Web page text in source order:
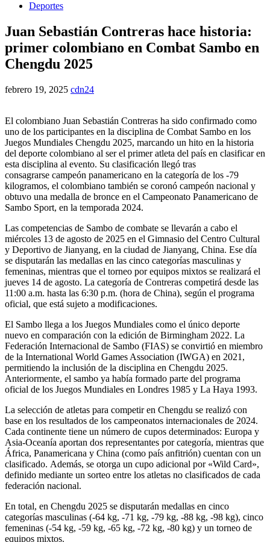
Deportes
Juan Sebastián Contreras hace historia:
primer colombiano en Combat Sambo en
Chengdu 2025
febrero 19, 2025 cdn24
El colombiano Juan Sebastián Contreras ha sido confirmado como
uno de los participantes en la disciplina de Combat Sambo en los
Juegos Mundiales Chengdu 2025, marcando un hito en la historia
del deporte colombiano al ser el primer atleta del país en clasificar en
esta disciplina al evento. Su clasificación llegó tras
consagrarse campeón panamericano en la categoría de los -79
kilogramos, el colombiano también se coronó campeón nacional y
obtuvo una medalla de bronce en el Campeonato Panamericano de
Sambo Sport, en la temporada 2024.
Las competencias de Sambo de combate se llevarán a cabo el
miércoles 13 de agosto de 2025 en el Gimnasio del Centro Cultural
y Deportivo de Jianyang, en la ciudad de Jianyang, China. Ese día
se disputarán las medallas en las cinco categorías masculinas y
femeninas, mientras que el torneo por equipos mixtos se realizará el
jueves 14 de agosto. La categoría de Contreras competirá desde las
11:00 a.m. hasta las 6:30 p.m. (hora de China), según el programa
oficial, que está sujeto a modificaciones.
El Sambo llega a los Juegos Mundiales como el único deporte
nuevo en comparación con la edición de Birmingham 2022. La
Federación Internacional de Sambo (FIAS) se convirtió en miembro
de la International World Games Association (IWGA) en 2021,
permitiendo la inclusión de la disciplina en Chengdu 2025.
Anteriormente, el sambo ya había formado parte del programa
oficial de los Juegos Mundiales en Londres 1985 y La Haya 1993.
La selección de atletas para competir en Chengdu se realizó con
base en los resultados de los campeonatos internacionales de 2024.
Cada continente tiene un número de cupos determinados: Europa y
Asia-Oceanía aportan dos representantes por categoría, mientras que
África, Panamericana y China (como país anfitrión) cuentan con un
clasificado. Además, se otorga un cupo adicional por «Wild Card»,
definido mediante un sorteo entre los atletas no clasificados de cada
federación nacional.
En total, en Chengdu 2025 se disputarán medallas en cinco
categorías masculinas (-64 kg, -71 kg, -79 kg, -88 kg, -98 kg), cinco
femeninas (-54 kg, -59 kg, -65 kg, -72 kg, -80 kg) y un torneo de
equipos mixtos.